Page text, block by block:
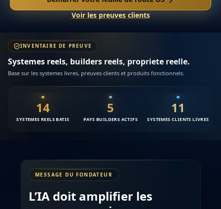
Voir les preuves clients
INVENTAIRE DE PREUVE
Systemes reels, builders reels, propriete reelle.
Base sur les systemes livres, preuves clients et produits fonctionnels.
14
SYSTEMES REELS BATIS
5
PAYS BUILDERS ACTIFS
11
SYSTEMES CLIENTS LIVRES
MESSAGE DU FONDATEUR
L’IA doit amplifier les